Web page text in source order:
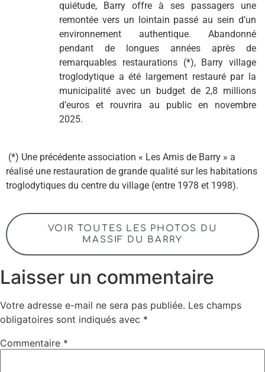
quiétude, Barry offre à ses passagers une
remontée vers un lointain passé au sein d’un
environnement authentique. Abandonné
pendant de longues années après de
remarquables restaurations (*), Barry village
troglodytique a été largement restauré par la
municipalité avec un budget de 2,8 millions
d’euros et rouvrira au public en novembre
2025.
(*) Une précédente association « Les Amis de Barry » a
réalisé une restauration de grande qualité sur les habitations
troglodytiques du centre du village (entre 1978 et 1998).
VOIR TOUTES LES PHOTOS DU
MASSIF DU BARRY
Laisser un commentaire
Votre adresse e-mail ne sera pas publiée. Les champs
obligatoires sont indiqués avec *
Commentaire *